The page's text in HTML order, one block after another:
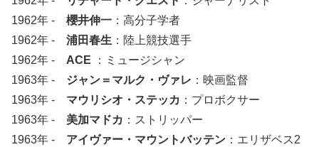
1962年 - 櫻井伸一 ：高分子学者
1962年 - 浦田春生 ：陸上競技選手
1962年 - ACE
：ミュージシャン
1963年 - ジャン＝マルク・ヴァレ ：映画監督
1963年 - マウリシオ・ステッカ ：プロボクサー
1963年 - 美加マドカ ：ストリッパー
1963年 - アイヴァー・マウントバッテン ：エリザベス2